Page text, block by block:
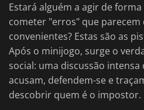
Estará alguém a agir de
cometer "erros" que parecem
convenientes? Estas são as
Após o minijogo, surge o
social: uma discussão
acusam, defendem-se e
descobrir quem é o impostor.